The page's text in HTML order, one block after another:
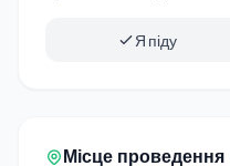
Я піду
Місце проведення